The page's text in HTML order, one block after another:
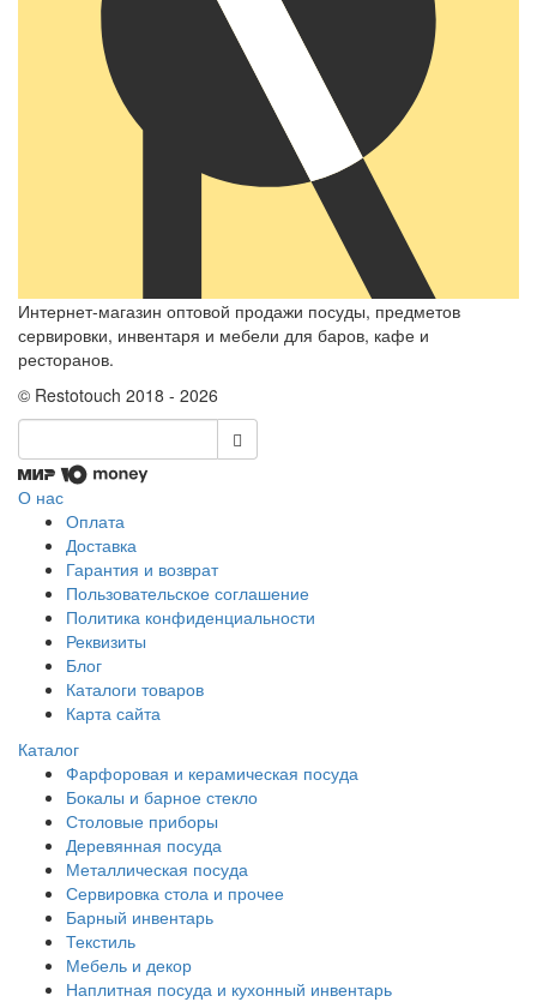
Интернет-магазин оптовой продажи посуды, предметов
сервировки, инвентаря и мебели для баров, кафе и
ресторанов.
© Restotouch 2018 - 2026
О нас
Оплата
Доставка
Гарантия и возврат
Пользовательское соглашение
Политика конфиденциальности
Реквизиты
Блог
Каталоги товаров
Карта сайта
Каталог
Фарфоровая и керамическая посуда
Бокалы и барное стекло
Столовые приборы
Деревянная посуда
Металлическая посуда
Сервировка стола и прочее
Барный инвентарь
Текстиль
Мебель и декор
Наплитная посуда и кухонный инвентарь